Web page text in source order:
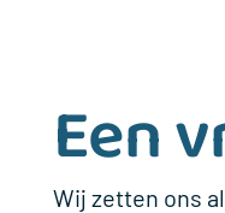
Een
Wij zetten ons